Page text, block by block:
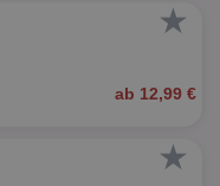
★
ab 12,99 €
★